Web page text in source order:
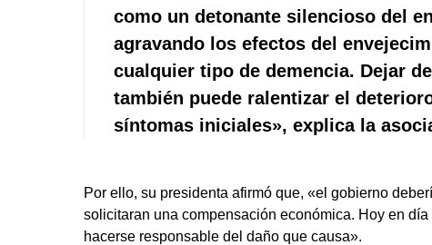
como un detonante silencioso del
agravando los efectos del
cualquier tipo de demencia. Dejar
también puede ralentizar el
síntomas iniciales», explica la
Por ello, su presidenta afirmó que, «el gobierno
solicitaran una compensación económica. Hoy en
hacerse responsable del daño que causa».